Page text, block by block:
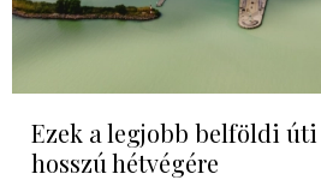
Ezek a legjobb belföldi
hosszú hétvégére